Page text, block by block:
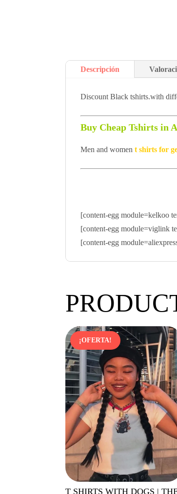
Descripción
Discount Black tshirts.with
Buy Cheap Tshirts in
Men and woment shirts for
[content-egg module=kelkoo
[content-egg module=viglink
[content-egg
¡OFERTA!
T SHIRTS WITH DOGS |